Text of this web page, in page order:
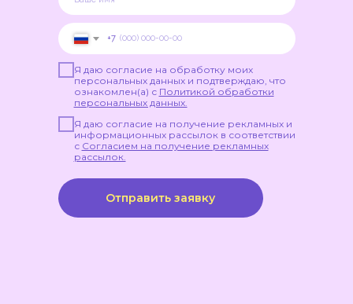
+7
Я даю согласие на обработку моих
персональных данных и подтверждаю, что
ознакомлен(а) с Политикой обработки
персональных данных.
Я даю согласие на получение рекламных и
информационных рассылок в соответствии
с Согласием на получение рекламных
рассылок.
Отправить заявку
АЛГОРИТМЫ РАНЖИРОВАНИЯ
GOOGLE И ЯНДЕКС:КАК ОНИ
РАБОТАЮТ
Алгоритмы ранжирования представляют
собой сложные математические модели
и наборы правил, определяющие порядок
отображения страниц в поисковой выдаче.
Google и Яндекс разрабатывают собственные
алгоритмы, которые постоянно
основная философия остается схожей — найти
и показать пользователю максимально
полезный и релевантный контент.